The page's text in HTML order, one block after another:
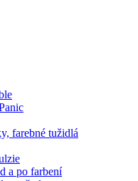
farebné tužidlá
a po farbení